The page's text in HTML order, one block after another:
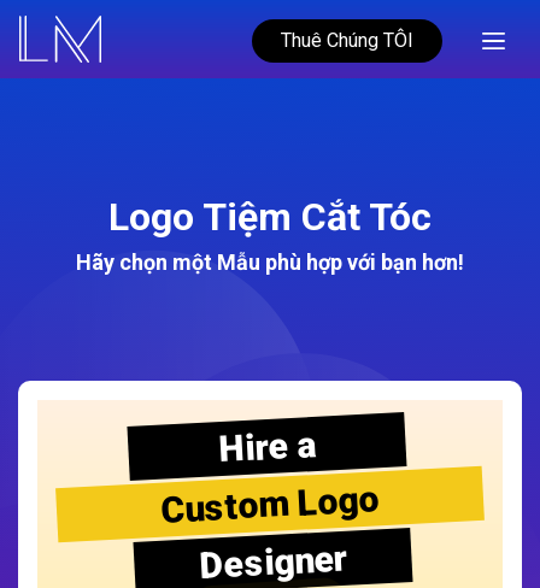
Thuê Chúng TÔI
Logo Tiệm Cắt Tóc
Hãy chọn một Mẫu phù hợp với bạn hơn!
Hire a
Custom Logo
Designer